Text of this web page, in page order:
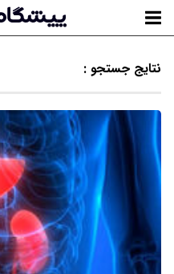
نتایج جستجو :